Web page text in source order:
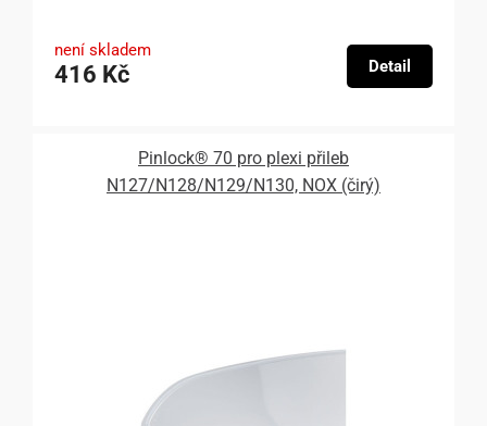
není skladem
416 Kč Detail
Pinlock® 70 pro plexi přileb
N127/N128/N129/N130, NOX (čirý)